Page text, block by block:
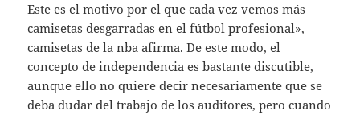
Este es el motivo por el que cada vez vemos más
camisetas desgarradas en el fútbol profesional»,
camisetas de la nba afirma. De este modo, el
concepto de independencia es bastante discutible,
aunque ello no quiere decir necesariamente que se
deba dudar del trabajo de los auditores, pero cuando